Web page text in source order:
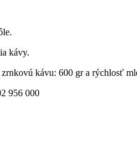
kávy.
kávu: 600 gr a rýchlosť
956 000